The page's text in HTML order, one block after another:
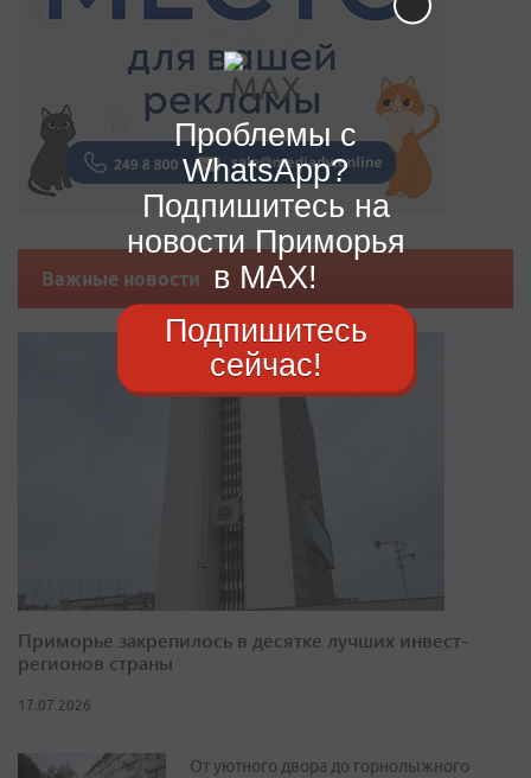
Важные новости
Приморье закрепилось в десятке лучших инвест-
регионов страны
17.07.2026
От уютного двора до горнолыжного
Проблемы с
WhatsApp?
Подпишитесь на
новости Приморья
в MAX!
Подпишитесь
сейчас!